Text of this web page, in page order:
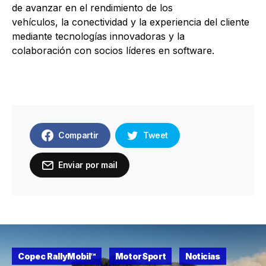
de avanzar en el rendimiento de los
vehículos, la conectividad y la experiencia del cliente
mediante tecnologías innovadoras y la
colaboración con socios líderes en software.
Compartir Tweet
Enviar por mail
Copec RallyMobil™ MotorSport Noticias